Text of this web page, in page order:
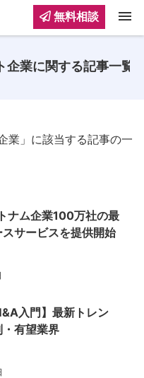
業に関する記事一覧
業」に該当する記事の一
ナム企業100万社の最
サービスを提供開始
入門】最新トレン
・有望業界
無料相談 menu